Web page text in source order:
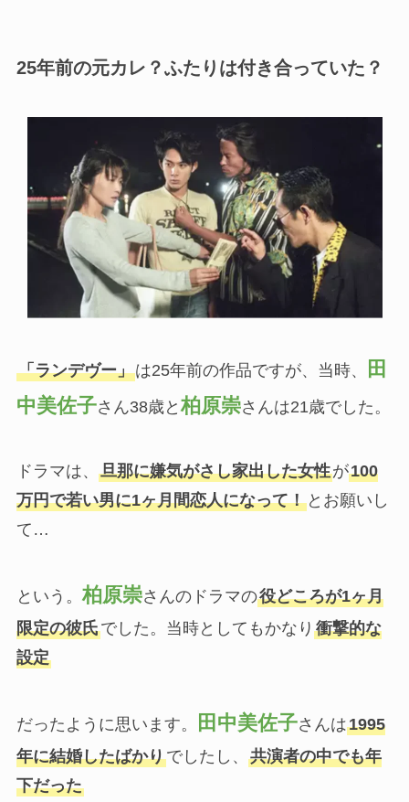
25年前の元カレ？ふたりは付き合っていた？
「ランデヴー」は25年前の作品ですが、当時、
田
中美佐子さん38歳と柏原崇さんは21歳でした。
ドラマは、 旦那に嫌気がさし家出した女性が100
万円で若い男に1ヶ月間恋人になって！とお願いし
て…
という。柏原崇さんのドラマの役どころが1ヶ月
限定の彼氏でした。当時としてもかなり 衝撃的な
設定
だったように思います。 田中美佐子さんは1995
年に結婚したばかりでしたし、 共演者の中でも年
下だった